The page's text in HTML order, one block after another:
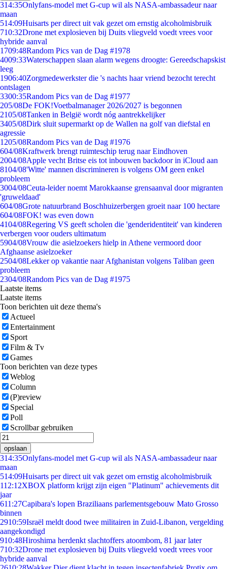
314:35Onlyfans-model met G-cup wil als NASA-ambassadeur naar
maan
514:09Huisarts per direct uit vak gezet om ernstig alcoholmisbruik
710:32Drone met explosieven bij Duits vliegveld voedt vrees voor
hybride aanval
1709:48Random Pics van de Dag #1978
4009:33Waterschappen slaan alarm wegens droogte: Gereedschapskist
leeg
1906:40Zorgmedewerkster die 's nachts haar vriend bezocht terecht
ontslagen
3300:35Random Pics van de Dag #1977
205/08De FOK!Voetbalmanager 2026/2027 is begonnen
2105/08Tanken in België wordt nóg aantrekkelijker
3405/08Dirk sluit supermarkt op de Wallen na golf van diefstal en
agressie
1205/08Random Pics van de Dag #1976
604/08Kraftwerk brengt ruimteschip terug naar Eindhoven
2004/08Apple vecht Britse eis tot inbouwen backdoor in iCloud aan
8104/08'Witte' mannen discrimineren is volgens OM geen enkel
probleem
3004/08Ceuta-leider noemt Marokkaanse grensaanval door migranten
'gruweldaad'
604/08Grote natuurbrand Boschhuizerbergen groeit naar 100 hectare
604/08FOK! was even down
4104/08Regering VS geeft scholen die 'genderidentiteit' van kinderen
verbergen voor ouders ultimatum
5904/08Vrouw die asielzoekers hielp in Athene vermoord door
Afghaanse asielzoeker
2504/08Lekker op vakantie naar Afghanistan volgens Taliban geen
probleem
2304/08Random Pics van de Dag #1975
Laatste items
Laatste items
Toon berichten uit deze thema's
Actueel
Entertainment
Sport
Film & Tv
Games
Toon berichten van deze types
Weblog
Column
(P)review
Special
Poll
Scrollbar gebruiken
opslaan
314:35Onlyfans-model met G-cup wil als NASA-ambassadeur naar
maan
514:09Huisarts per direct uit vak gezet om ernstig alcoholmisbruik
112:12XBOX platform krijgt zijn eigen "Platinum" achievements dit
jaar
611:27Capibara's lopen Braziliaans parlementsgebouw Mato Grosso
binnen
2910:59Israël meldt dood twee militairen in Zuid-Libanon, vergelding
aangekondigd
910:48Hiroshima herdenkt slachtoffers atoombom, 81 jaar later
710:32Drone met explosieven bij Duits vliegveld voedt vrees voor
hybride aanval